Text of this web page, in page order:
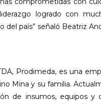
logrado con
país” señaló Beatriz
Prodimeda, es una
Mina y su familia.
de insumos, equipos y